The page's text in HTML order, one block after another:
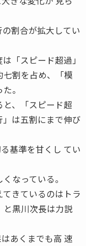
割合が拡大してい
「スピード超過」
七割を占め、「模
。
、「スピード超
は五割にまで伸び
基準を甘くし てい
なっている。
きているのはトラ
と黒川次長は力説
あくまでも高 速